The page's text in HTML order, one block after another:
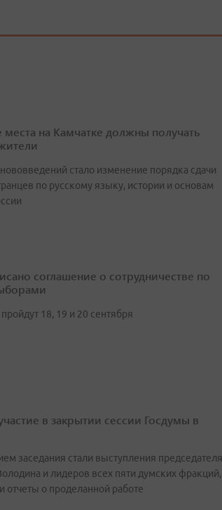
на Камчатке должны получать
стало изменение порядка сдачи
по русскому языку, истории и основам
соглашение о сотрудничестве по
18, 19 и 20 сентября
в закрытии сессии Госдумы в
заседания стали выступления председателя
и лидеров всех пяти думских фракций,
отчеты о проделанной работе